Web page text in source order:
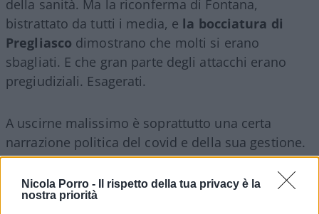
Nicola Porro -
Il rispetto della tua privacy è la
nostra priorità
della sanità. Ma la riconferma di Fontana,
bistrattato da tutti i media, e la bocciatura di
Pregliasco dimostrano che molti si erano
sbagliati. E che gran parte degli attacchi erano
pregiudiziali. Esagerati.
A uscirne malissimo è soprattutto una certa
narrazione politica del covid e della sua gestione.
Lo si era capito anche con le elezioni politiche.
Pier Luigi Lopalcoera stato sconfitto nel collegio
uninominale in Puglia. E nonostante Crisanti abbia